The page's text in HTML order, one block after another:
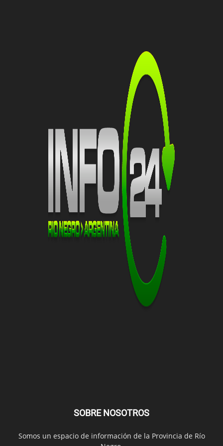
SOBRE NOSOTROS
Somos un espacio de información de la Provincia de Río